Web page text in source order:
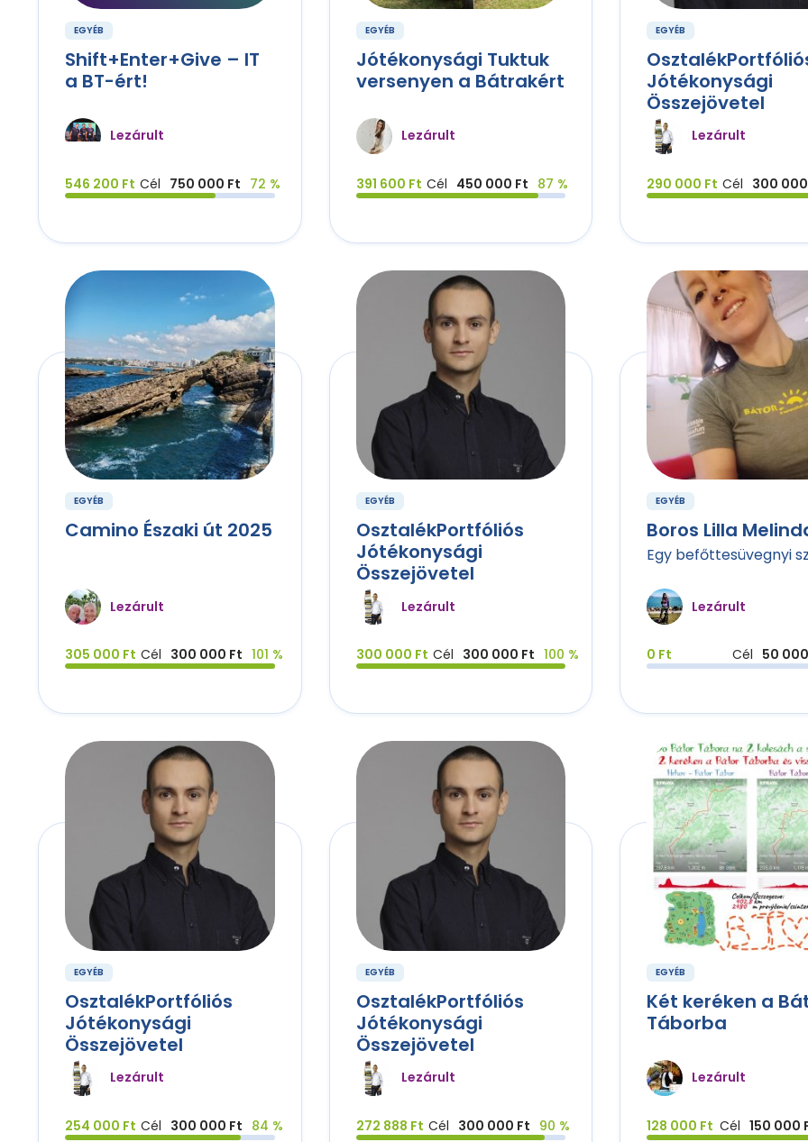
EGYÉB
Shift+Enter+Give – IT
a BT-ért!
Lezárult
546 200 Ft Cél 750 000 Ft 72 %
EGYÉB
Jótékonysági Tuktuk
versenyen a Bátrakért
Lezárult
391 600 Ft Cél 450 000 Ft 87 %
EGYÉB
Jótékonysági
Összejövetel
Lezárult
290 000 Ft Cél 300
EGYÉB
Camino Északi út 2025
Lezárult
305 000 Ft Cél 300 000 Ft 101 %
EGYÉB
OsztalékPortfóliós
Jótékonysági
Összejövetel
Lezárult
300 000 Ft Cél 300 000 Ft 100 %
EGYÉB
Boros Lilla
Egy befőttesüvegnyi
Lezárult
0 Ft Cél 50
EGYÉB
OsztalékPortfóliós
Jótékonysági
Összejövetel
Lezárult
254 000 Ft Cél 300 000 Ft 84 %
EGYÉB
OsztalékPortfóliós
Jótékonysági
Összejövetel
Lezárult
272 888 Ft Cél 300 000 Ft 90 %
EGYÉB
Két keréken a
Táborba
Lezárult
128 000 Ft Cél 150 000